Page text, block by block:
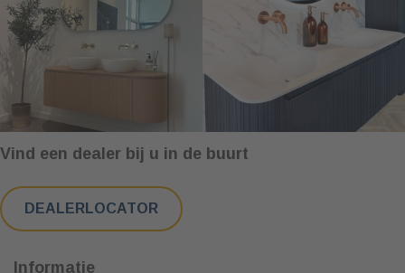
Vind een dealer bij u in de buurt
DEALERLOCATOR
Informatie